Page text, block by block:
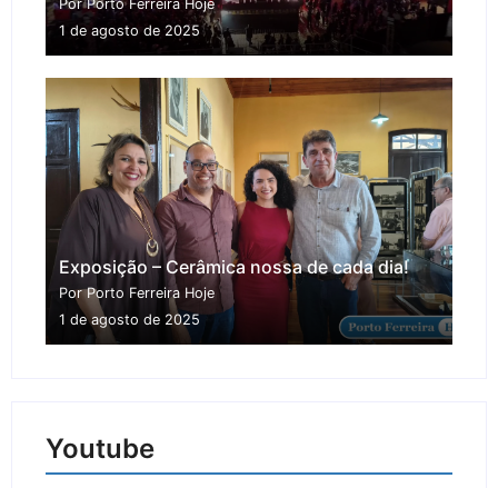
Por Porto Ferreira Hoje
1 de agosto de 2025
Exposição – Cerâmica nossa de cada dia!
Por Porto Ferreira Hoje
1 de agosto de 2025
Youtube